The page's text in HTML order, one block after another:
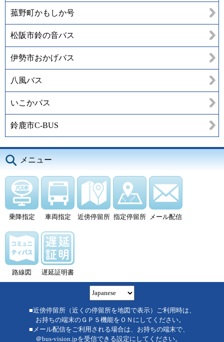
菰野町かもしか号
松阪市鈴の音バス
伊勢市おかげバス
八風バス
いこかバス
鈴鹿市C-BUS
メニュー
乗降指定 車両指定 近傍停留所 指定停留所 メール配信
路線図 遅延証明書
■近傍停留所（近くの停留所を地図で表示）ご利用時は、
お持ちの端末のＧＰＳ機能をＯＮにしてください。
■メール配信をご利用される場合は、お持ちの端末で、
＠bus-vision.jpを受信できる設定にしてください。